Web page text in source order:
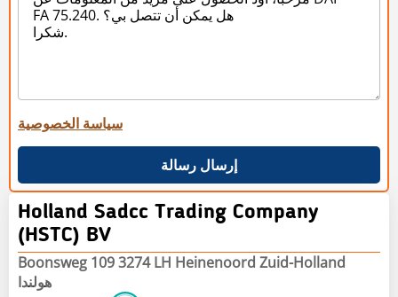
سياسة الخصوصية
إرسال رسالة
Holland Sadcc Trading Company
(HSTC) BV
Boonsweg 109 3274 LH Heinenoord Zuid-Holland
هولندا